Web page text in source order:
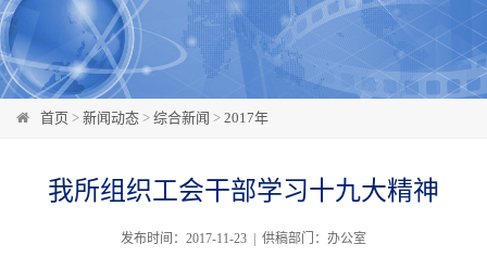
首页 > 新闻动态 > 综合新闻 > 2017年
我所组织工会干部学习十九大精神
发布时间：2017-11-23 | 供稿部门：办公室